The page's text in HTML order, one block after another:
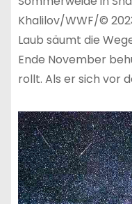
Khalilov/WWF/©
Laub säumt die
Ende November
rollt. Als er sich vor